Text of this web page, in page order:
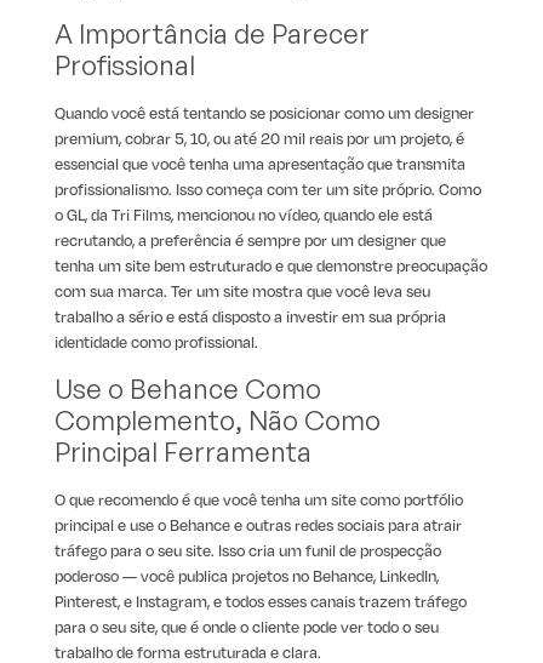
A Importância de Parecer
Profissional
Quando você está tentando se posicionar como um designer
premium, cobrar 5, 10, ou até 20 mil reais por um projeto, é
essencial que você tenha uma apresentação que transmita
profissionalismo. Isso começa com ter um site próprio. Como
o GL, da Tri Films, mencionou no vídeo, quando ele está
recrutando, a preferência é sempre por um designer que
tenha um site bem estruturado e que demonstre preocupação
com sua marca. Ter um site mostra que você leva seu
trabalho a sério e está disposto a investir em sua própria
identidade como profissional.
Use o Behance Como
Complemento, Não Como
Principal Ferramenta
O que recomendo é que você tenha um site como portfólio
principal e use o Behance e outras redes sociais para atrair
tráfego para o seu site. Isso cria um funil de prospecção
poderoso — você publica projetos no Behance, LinkedIn,
Pinterest, e Instagram, e todos esses canais trazem tráfego
para o seu site, que é onde o cliente pode ver todo o seu
trabalho de forma estruturada e clara.